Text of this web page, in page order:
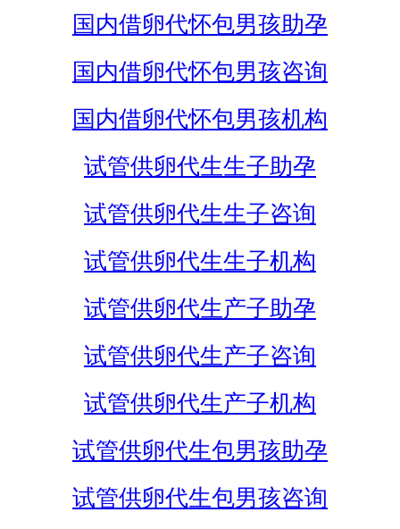
国内借卵代怀包男孩助孕
国内借卵代怀包男孩咨询
国内借卵代怀包男孩机构
试管供卵代生生子助孕
试管供卵代生生子咨询
试管供卵代生生子机构
试管供卵代生产子助孕
试管供卵代生产子咨询
试管供卵代生产子机构
试管供卵代生包男孩助孕
试管供卵代生包男孩咨询